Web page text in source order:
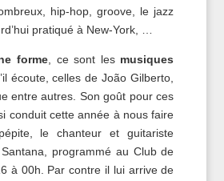
hip-hop, groove, le jazz
pratiqué à New-York, …
forme , ce sont les musiques
écoute, celles de João Gilberto,
entre autres. Son goût pour ces
conduit cette année à nous faire
le chanteur et guitariste
programmé au Club de
à 00h. Par contre il lui arrive de